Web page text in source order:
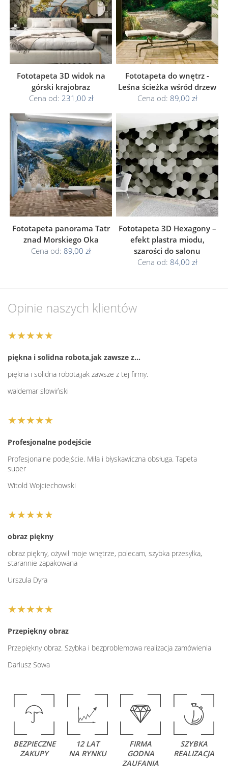
Fototapeta 3D widok na
górski krajobraz
Cena od: 231,00 zł
Fototapeta do wnętrz -
Leśna ścieżka wśród drzew
Cena od: 89,00 zł
Fototapeta panorama Tatr
znad Morskiego Oka
Cena od: 89,00 zł
Fototapeta 3D Hexagony –
efekt plastra miodu,
szarości do salonu
Cena od: 84,00 zł
Opinie naszych klientów
★★★★★
piękna i solidna robota,jak zawsze z…
piękna i solidna robota,jak zawsze z tej firmy.
waldemar słowiński
★★★★★
Profesjonalne podejście
Profesjonalne podejście. Miła i błyskawiczna obsługa. Tapeta
super
Witold Wojciechowski
★★★★★
obraz piękny
obraz piękny, ożywił moje wnętrze, polecam, szybka przesyłka,
starannie zapakowana
Urszula Dyra
★★★★★
Przepiękny obraz
Przepiękny obraz. Szybka i bezproblemowa realizacja zamówienia
Dariusz Sowa
BEZPIECZNE
ZAKUPY
12 LAT
NA RYNKU
FIRMA
GODNA
ZAUFANIA
SZYBKA
REALIZACJA